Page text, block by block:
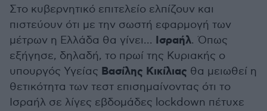
Στο κυβερνητικό επιτελείο ελπίζουν και
πιστεύουν ότι με την σωστή εφαρμογή των
μέτρων η Ελλάδα θα γίνει... Ισραήλ. Όπως
εξήγησε, δηλαδή, το πρωί της Κυριακής ο
υπουργός Υγείας Βασίλης Κικίλιας θα μειωθεί η
θετικότητα των τεστ επισημαίνοντας ότι το
Ισραήλ σε λίγες εβδομάδες lockdown πέτυχε